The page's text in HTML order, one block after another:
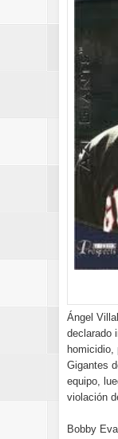
Ángel
declarado
homicidio,
Gigantes
equipo,
violación
Bobby